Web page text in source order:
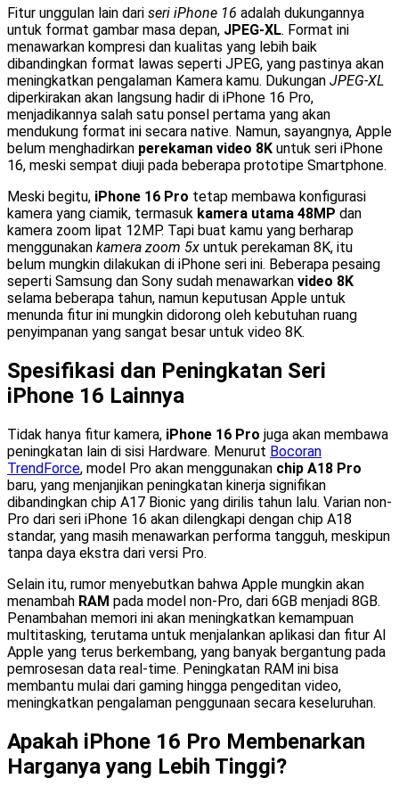
Fitur unggulan lain dari seri iPhone 16 adalah dukungannya
untuk format gambar masa depan, JPEG-XL. Format ini
menawarkan kompresi dan kualitas yang lebih baik
dibandingkan format lawas seperti JPEG, yang pastinya akan
meningkatkan pengalaman Kamera kamu. Dukungan JPEG-XL
diperkirakan akan langsung hadir di iPhone 16 Pro,
menjadikannya salah satu ponsel pertama yang akan
mendukung format ini secara native. Namun, sayangnya, Apple
belum menghadirkan perekaman video 8K untuk seri iPhone
16, meski sempat diuji pada beberapa prototipe Smartphone.
Meski begitu, iPhone 16 Pro tetap membawa konfigurasi
kamera yang ciamik, termasuk kamera utama 48MP dan
kamera zoom lipat 12MP. Tapi buat kamu yang berharap
menggunakan kamera zoom 5x untuk perekaman 8K, itu
belum mungkin dilakukan di iPhone seri ini. Beberapa pesaing
seperti Samsung dan Sony sudah menawarkan video 8K
selama beberapa tahun, namun keputusan Apple untuk
menunda fitur ini mungkin didorong oleh kebutuhan ruang
penyimpanan yang sangat besar untuk video 8K.
Spesifikasi dan Peningkatan Seri
iPhone 16 Lainnya
Tidak hanya fitur kamera, iPhone 16 Pro juga akan membawa
peningkatan lain di sisi Hardware. Menurut Bocoran
TrendForce, model Pro akan menggunakan chip A18 Pro
baru, yang menjanjikan peningkatan kinerja signifikan
dibandingkan chip A17 Bionic yang dirilis tahun lalu. Varian non-
Pro dari seri iPhone 16 akan dilengkapi dengan chip A18
standar, yang masih menawarkan performa tangguh, meskipun
tanpa daya ekstra dari versi Pro.
Selain itu, rumor menyebutkan bahwa Apple mungkin akan
menambah RAM pada model non-Pro, dari 6GB menjadi 8GB.
Penambahan memori ini akan meningkatkan kemampuan
multitasking, terutama untuk menjalankan aplikasi dan fitur AI
Apple yang terus berkembang, yang banyak bergantung pada
pemrosesan data real-time. Peningkatan RAM ini bisa
membantu mulai dari gaming hingga pengeditan video,
meningkatkan pengalaman penggunaan secara keseluruhan.
Apakah iPhone 16 Pro Membenarkan
Harganya yang Lebih Tinggi?